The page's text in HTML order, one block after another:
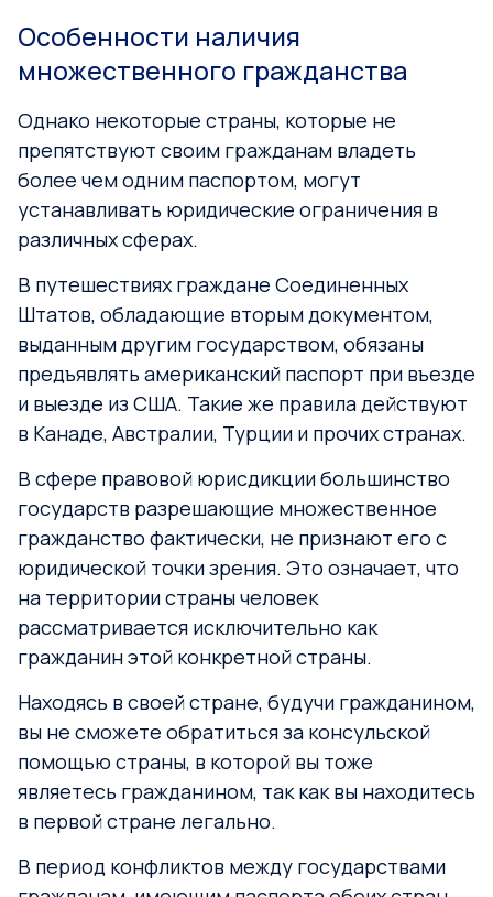
Особенности наличия
множественного гражданства
Однако некоторые страны, которые не
препятствуют своим гражданам владеть
более чем одним паспортом, могут
устанавливать юридические ограничения в
различных сферах.
В путешествиях граждане Соединенных
Штатов, обладающие вторым документом,
выданным другим государством, обязаны
предъявлять американский паспорт при въезде
и выезде из США. Такие же правила действуют
в Канаде, Австралии, Турции и прочих странах.
В сфере правовой юрисдикции большинство
государств разрешающие множественное
гражданство фактически, не признают его с
юридической точки зрения. Это означает, что
на территории страны человек
рассматривается исключительно как
гражданин этой конкретной страны.
Находясь в своей стране, будучи гражданином,
вы не сможете обратиться за консульской
помощью страны, в которой вы тоже
являетесь гражданином, так как вы находитесь
в первой стране легально.
В период конфликтов между государствами